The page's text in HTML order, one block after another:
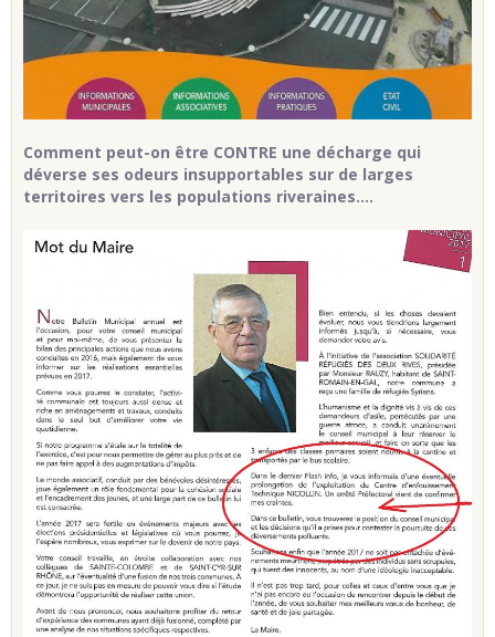
Comment peut-on être CONTRE une décharge qui
déverse ses odeurs insupportables sur de larges
territoires vers les populations riveraines....